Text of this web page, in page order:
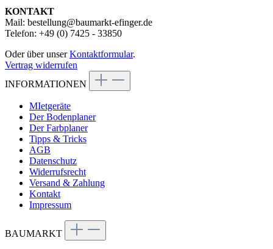
KONTAKT
Mail: bestellung@baumarkt-efinger.de
Telefon: +49 (0) 7425 - 33850
Oder über unserKontaktformular.
Vertrag widerrufen
INFORMATIONEN
MIetgeräte
Der Bodenplaner
Der Farbplaner
Tipps & Tricks
AGB
Datenschutz
Widerrufsrecht
Versand & Zahlung
Kontakt
Impressum
BAUMARKT